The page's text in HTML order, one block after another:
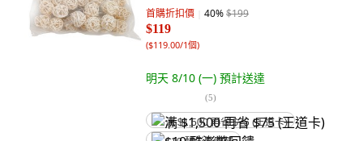
首購折扣價 40%$199
$119
($119.00/1個)
明天 8/10 (一) 預計送達
(5)
满 $1,500 再省 $75 (王道卡)